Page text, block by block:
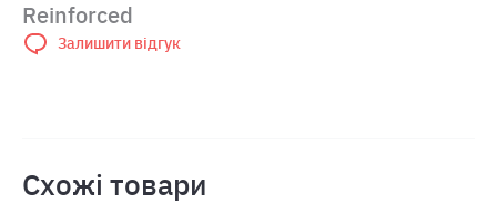
Reinforced
Залишити відгук
Схожі товари